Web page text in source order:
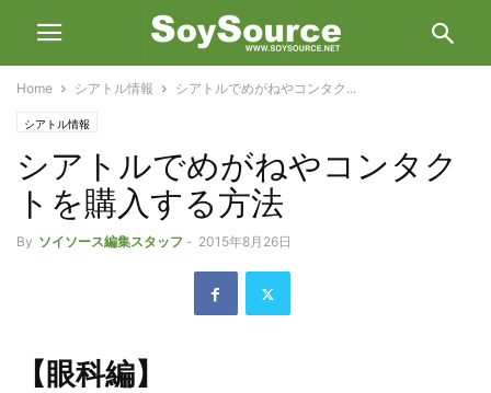
Home シアトル情報 シアトルでめがねやコンタク...
シアトル情報
シアトルでめがねやコンタク
トを購入する方法
By ソイソース編集スタッフ - 2015年8月26日
【眼科編】